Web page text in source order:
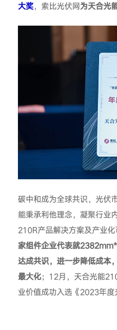
大奖，索比光伏网为天合光
碳中和成为全球共识，光伏
能秉承利他理念，凝聚行业
210R产品解决方案及产业化
家组件企业代表就
达成共识，进一步降低成本
最大化；12月，天合光能
业价值成功入选《2023年度